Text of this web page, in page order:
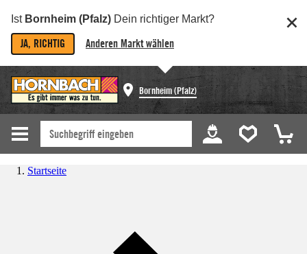
Ist Bornheim (Pfalz) Dein richtiger Markt?
JA, RICHTIG Anderen Markt wählen
Bornheim (Pfalz)
Startseite